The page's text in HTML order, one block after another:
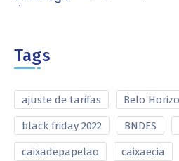
Tags
ajuste de tarifas Belo
black friday 2022 BNDES
caixadepapelao caixaecia